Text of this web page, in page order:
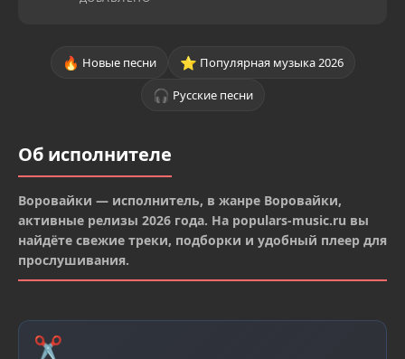
🔥 Новые песни ⭐ Популярная музыка 2026
🎧 Русские песни
Об исполнителе
Воровайки — исполнитель, в жанре Воровайки,
активные релизы 2026 года. На populars-music.ru вы
найдёте свежие треки, подборки и удобный плеер для
прослушивания.
✂